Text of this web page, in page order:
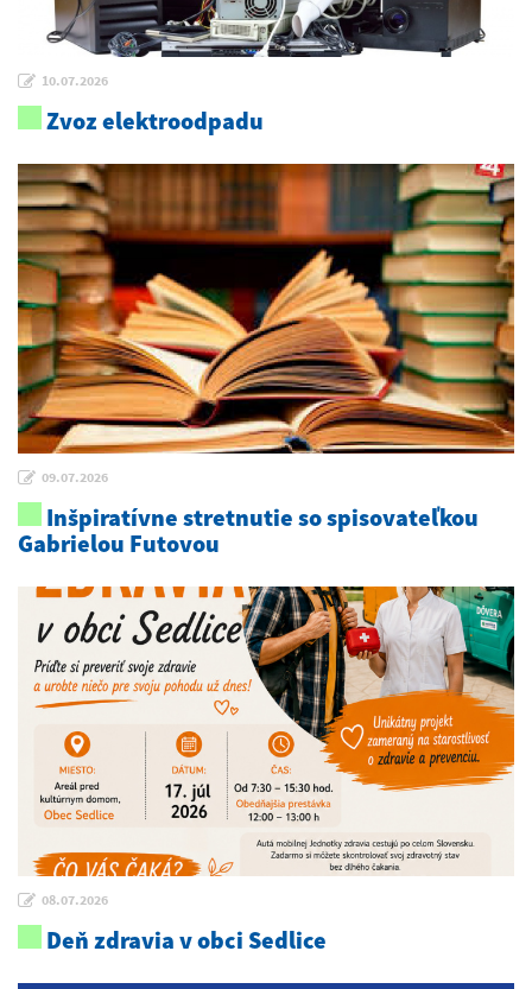
10.07.2026
Zvoz elektroodpadu
09.07.2026
Inšpiratívne stretnutie so spisovateľkou
Gabrielou Futovou
08.07.2026
Deň zdravia v obci Sedlice